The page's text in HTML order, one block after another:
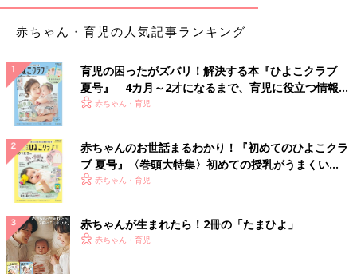
「子どもにかかる費用というと、入学金や授業料などの『学費』
きます。
習い事や塾代、お小遣いはもちろん、通学定期代や教材費、制
服・カバン代、修学旅行の積立金、最近ではタブレット端末代な
ど。こうした細々とした教育費は、学費と区別して『見えない教
育費』や『隠れ教育費』とも呼ばれています。
『見えない教育費』の怖いところは、毎月や学期ごとに小分けに
して払うものが多く、日々の生活費や引き落としに紛れ込みやす
い点です。さらに、『子どものため』という大義名分があるため
財布のひもが緩みやすく、気づかないうちに総額が大きくなって
しまいがちです。入学金のように一度にドンと払うわけではあり
赤ちゃん・育児の人気記事ランキング
育児の困ったがズバリ！解決する本『ひよこクラブ
夏号』 4カ月～2才になるまで、育児に役立つ情報が
いっぱい！
赤ちゃん・育児
赤ちゃんのお世話まるわかり！『初めてのひよこクラ
ブ 夏号』〈巻頭大特集〉初めての授乳がうまくい
く！ おっぱい・ミルクの基本と夏のトラブル 解決テ
赤ちゃん・育児
赤ちゃんが生まれたら！2冊の「たまひよ」
赤ちゃん・育児